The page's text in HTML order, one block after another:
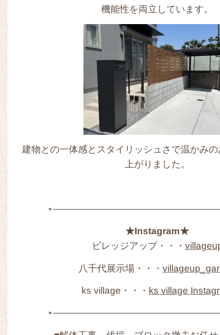
機能性を両立しています。
建物との一体感とスタイリッシュさで温かみ
上がりました。
★Instagram★
ビレッジアップ・・・
八千代展示場・・・
ks village・・・ ks village